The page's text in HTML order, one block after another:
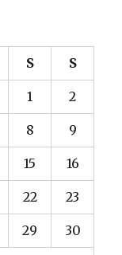
S S
1 2
8 9
15 16
22 23
29 30